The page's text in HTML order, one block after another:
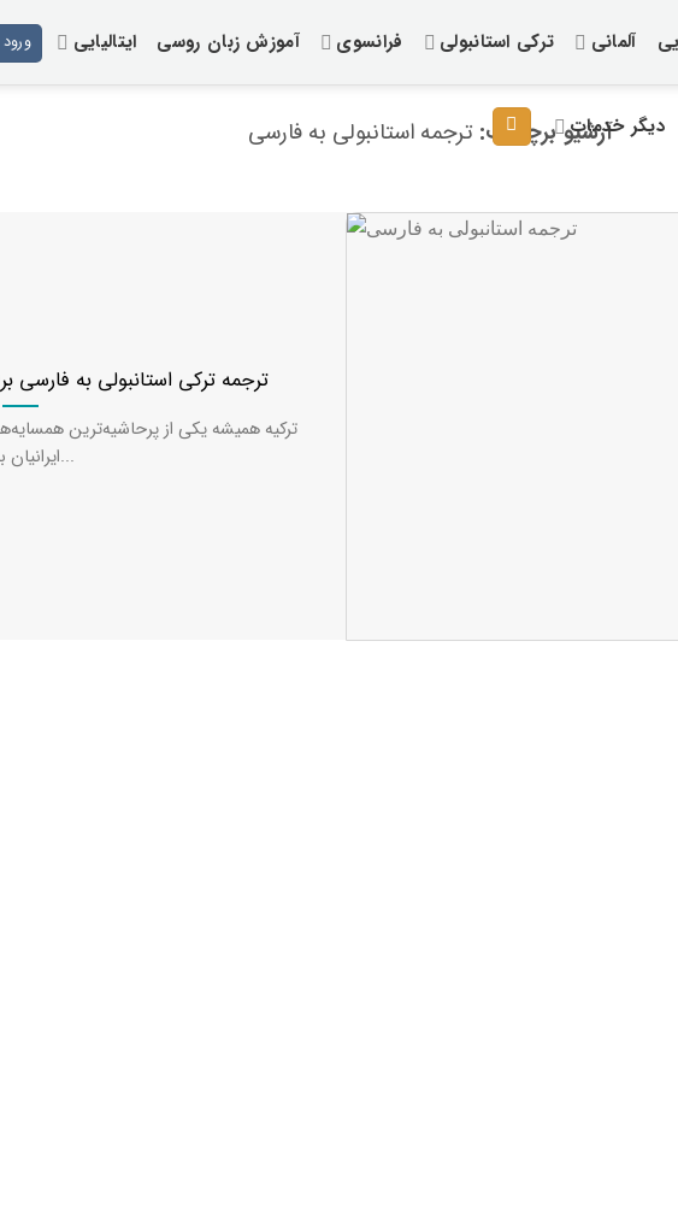
آلمانی ترکی استانبولی فرانسوی آموزش زبان روسی ایتالیایی
دیگر خدماتآرشیو برچسب:ترجمه استانبولی به فارسی
ترجمه ترکی استانبولی به
ترکیه همیشه یکی از پرحاشیه‌ترین
ایرانیان با این...